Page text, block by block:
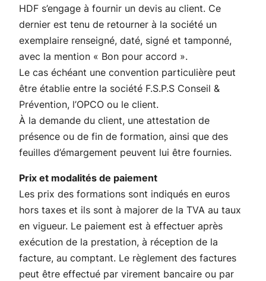
HDF s’engage à fournir un devis au client. Ce
dernier est tenu de retourner à la société un
exemplaire renseigné, daté, signé et tamponné,
avec la mention « Bon pour accord ».
Le cas échéant une convention particulière peut
être établie entre la société F.S.P.S Conseil &
Prévention, l’OPCO ou le client.
À la demande du client, une attestation de
présence ou de fin de formation, ainsi que des
feuilles d’émargement peuvent lui être fournies.
Prix et modalités de paiement
Les prix des formations sont indiqués en euros
hors taxes et ils sont à majorer de la TVA au taux
en vigueur. Le paiement est à effectuer après
exécution de la prestation, à réception de la
facture, au comptant. Le règlement des factures
peut être effectué par virement bancaire ou par